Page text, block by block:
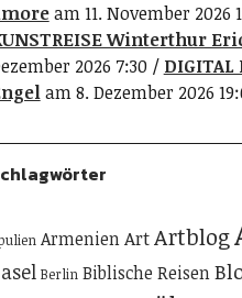
am 11. November 2026
Winterthur
2026 7:30
am 8. Dezember 2026
ArmenienArtArtblog
Berlin Biblische Reisen